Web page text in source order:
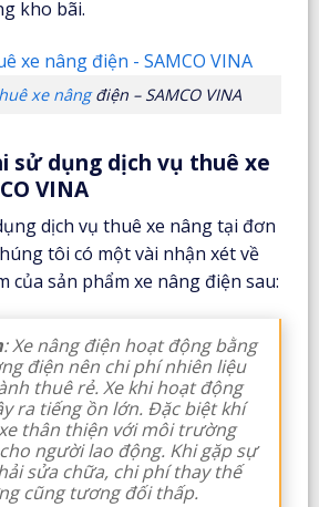
kho bãi.
xe nângđiện – SAMCO VINA
sử dụng dịch vụ thuê xe
VINA
dịch vụ thuê xe nâng tại đơn
tôi có một vài nhận xét về
của sản phẩm xe nâng điện sau:
: Xe nâng điện hoạt động bằng
điện nên chi phí nhiên liệu
thuê rẻ. Xe khi hoạt động
ra tiếng ồn lớn. Đặc biệt khí
thân thiện với môi trường
người lao động. Khi gặp sự
sửa chữa, chi phí thay thế
cũng tương đối thấp.